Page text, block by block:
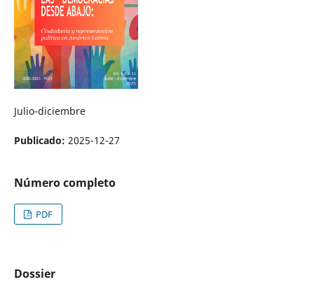
Julio-diciembre
Publicado: 2025-12-27
Número completo
PDF
Dossier